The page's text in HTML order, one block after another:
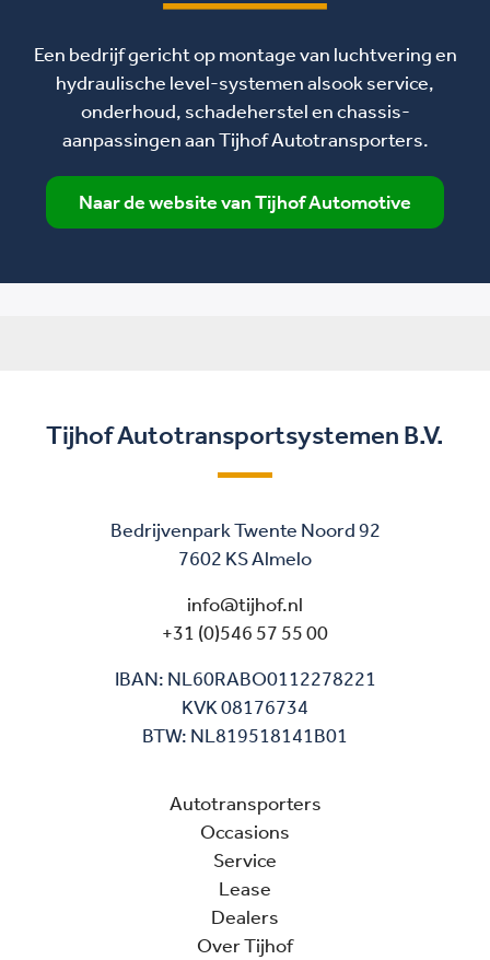
Een bedrijf gericht op montage van luchtvering en
hydraulische level-systemen alsook service,
onderhoud, schadeherstel en chassis-
aanpassingen aan Tijhof Autotransporters.
Naar de website van Tijhof Automotive
Tijhof Autotransportsystemen B.V.
Bedrijvenpark Twente Noord 92
7602 KS Almelo
info@tijhof.nl
+31 (0)546 57 55 00
IBAN: NL60RABO0112278221
KVK 08176734
BTW: NL819518141B01
Autotransporters
Occasions
Service
Lease
Dealers
Over Tijhof